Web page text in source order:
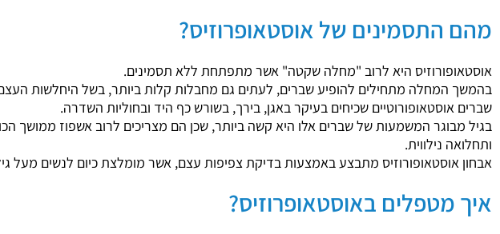
מהם התסמינים של אוסטאופרוזיס?
אוסטאופורוזיס היא לרוב "מחלה שקטה" אשר מתפתחת ללא תסמינים.
בהמשך המחלה מתחילים להופיע שברים, לעתים גם מחבלות קלות ביותר, בשל היחלשות
שברים אוסטאופורוטיים שכיחים בעיקר באגן, בירך, בשורש כף היד ובחוליות השדרה.
בגיל מבוגר המשמעות של שברים אלו היא קשה ביותר, שכן הם מצריכים לרוב אשפוז ממושך
ותחלואה נילווית.
אבחון אוסטאופורוזיס מתבצע באמצעות בדיקת צפיפות עצם, אשר מומלצת כיום לנשים מעל גיל 65 ולגברים מעל גיל
איך מטפלים באוסטאופרוזיס?